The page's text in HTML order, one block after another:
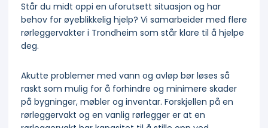
Står du midt oppi en uforutsett situasjon og har
behov for øyeblikkelig hjelp? Vi samarbeider med flere
rørleggervakter i Trondheim som står klare til å hjelpe
deg.
Akutte problemer med vann og avløp bør løses så
raskt som mulig for å forhindre og minimere skader
på bygninger, møbler og inventar. Forskjellen på en
rørleggervakt og en vanlig rørlegger er at en